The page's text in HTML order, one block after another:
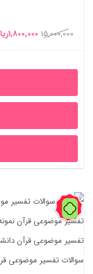
15,000,000 قیمت
1,800,000
60%